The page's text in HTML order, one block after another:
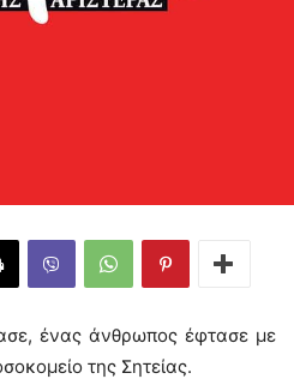
ένας άνθρωπος έφτασε με
της Σητείας.